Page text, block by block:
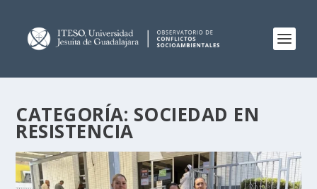
CATEGORÍA: SOCIEDAD EN
RESISTENCIA